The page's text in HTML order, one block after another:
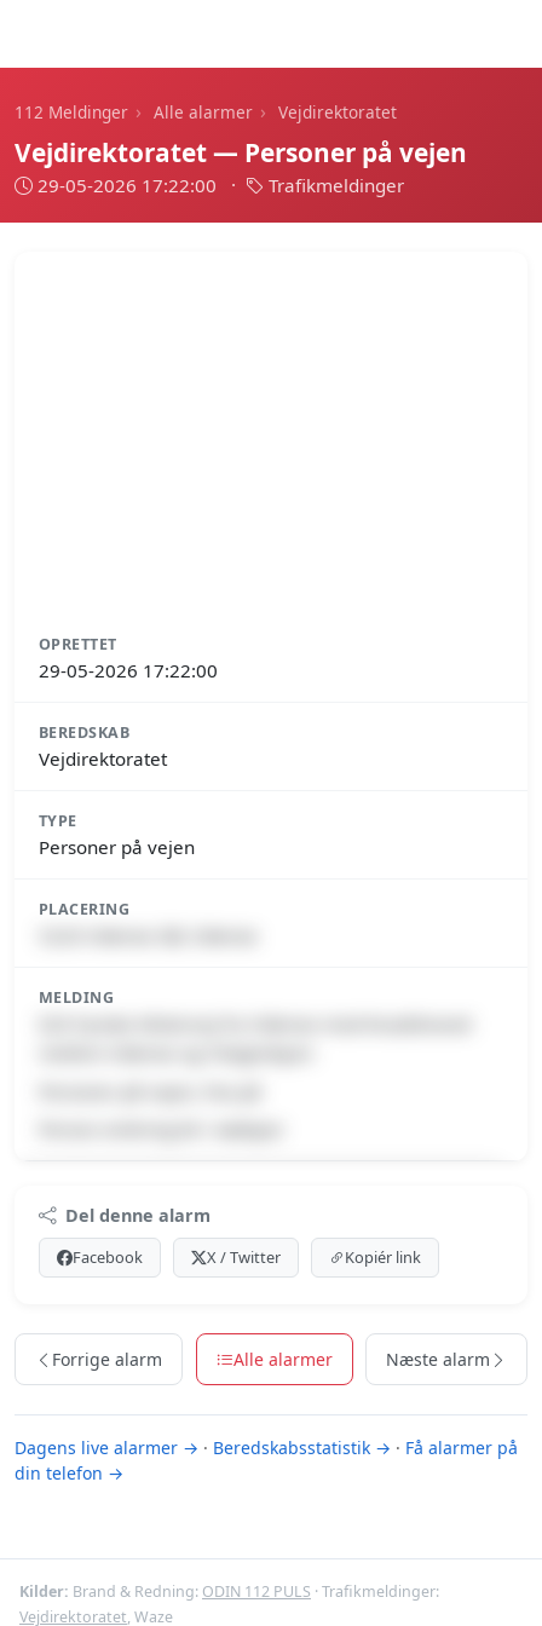
112 Meldinger › Alle alarmer › Vejdirektoratet
Vejdirektoratet — Personer på vejen
29-05-2026 17:22:00 · Trafikmeldinger
OPRETTET
29-05-2026 17:22:00
BEREDSKAB
Vejdirektoratet
TYPE
Personer på vejen
PLACERING
MELDING
Log ind med Premium for at se meldingen og kortet.
Del denne alarm
Facebook X / Twitter Kopiér link
Forrige alarm Alle alarmer Næste alarm
Dagens live alarmer → · Beredskabsstatistik → · Få alarmer på
din telefon →
Kilder: Brand & Redning: ODIN 112 PULS · Trafikmeldinger:
Vejdirektoratet, Waze